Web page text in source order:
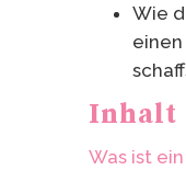
Wie
Inhalt
Was ist